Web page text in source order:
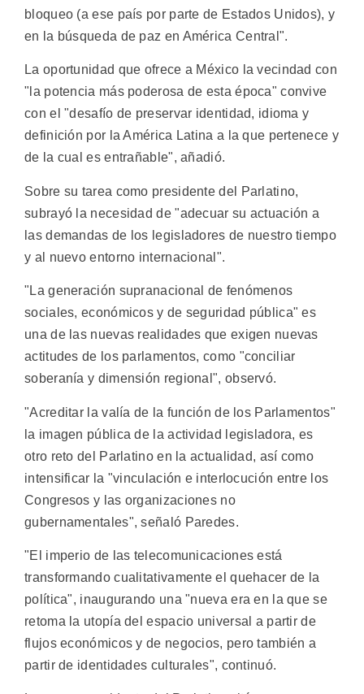
bloqueo (a ese país por parte de Estados Unidos), y
en la búsqueda de paz en América Central".
La oportunidad que ofrece a México la vecindad con
"la potencia más poderosa de esta época" convive
con el "desafío de preservar identidad, idioma y
definición por la América Latina a la que pertenece y
de la cual es entrañable", añadió.
Sobre su tarea como presidente del Parlatino,
subrayó la necesidad de "adecuar su actuación a
las demandas de los legisladores de nuestro tiempo
y al nuevo entorno internacional".
"La generación supranacional de fenómenos
sociales, económicos y de seguridad pública" es
una de las nuevas realidades que exigen nuevas
actitudes de los parlamentos, como "conciliar
soberanía y dimensión regional", observó.
"Acreditar la valía de la función de los Parlamentos"
la imagen pública de la actividad legisladora, es
otro reto del Parlatino en la actualidad, así como
intensificar la "vinculación e interlocución entre los
Congresos y las organizaciones no
gubernamentales", señaló Paredes.
"El imperio de las telecomunicaciones está
transformando cualitativamente el quehacer de la
política", inaugurando una "nueva era en la que se
retoma la utopía del espacio universal a partir de
flujos económicos y de negocios, pero también a
partir de identidades culturales", continuó.